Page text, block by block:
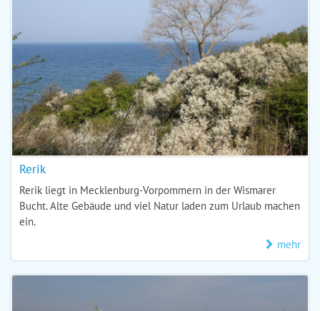
Rerik
Rerik liegt in Mecklenburg-Vorpommern in der Wismarer
Bucht. Alte Gebäude und viel Natur laden zum Urlaub machen
ein.
mehr